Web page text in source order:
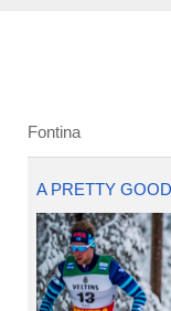
Fontina
A PRETTY